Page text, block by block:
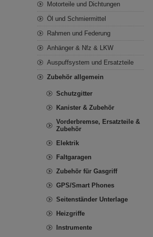
Motorteile und Dichtungen
Öl und Schmiermittel
Rahmen und Federung
Anhänger & Nfz & LKW
Auspuffsystem und Ersatzteile
Zubehör allgemein
Schutzgitter
Kanister & Zubehör
Vorderbremse, Ersatzteile &
Zubehör
Elektrik
Faltgaragen
Zubehör für Gasgriff
GPS/Smart Phones
Seitenständer Unterlage
Heizgriffe
Instrumente